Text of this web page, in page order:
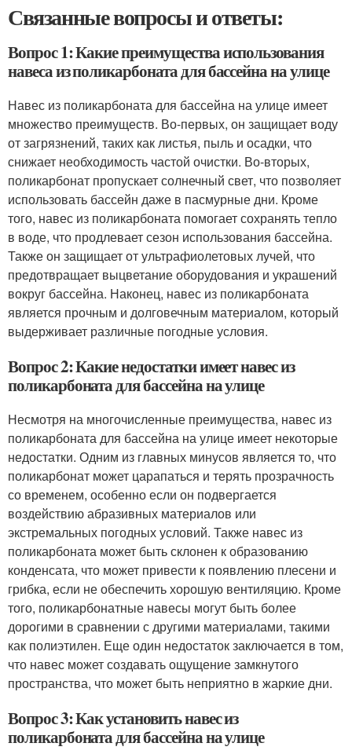
Связанные вопросы и ответы:
Вопрос 1: Какие преимущества использования
навеса из поликарбоната для бассейна на улице
Навес из поликарбоната для бассейна на улице имеет
множество преимуществ. Во-первых, он защищает воду
от загрязнений, таких как листья, пыль и осадки, что
снижает необходимость частой очистки. Во-вторых,
поликарбонат пропускает солнечный свет, что позволяет
использовать бассейн даже в пасмурные дни. Кроме
того, навес из поликарбоната помогает сохранять тепло
в воде, что продлевает сезон использования бассейна.
Также он защищает от ультрафиолетовых лучей, что
предотвращает выцветание оборудования и украшений
вокруг бассейна. Наконец, навес из поликарбоната
является прочным и долговечным материалом, который
выдерживает различные погодные условия.
Вопрос 2: Какие недостатки имеет навес из
поликарбоната для бассейна на улице
Несмотря на многочисленные преимущества, навес из
поликарбоната для бассейна на улице имеет некоторые
недостатки. Одним из главных минусов является то, что
поликарбонат может царапаться и терять прозрачность
со временем, особенно если он подвергается
воздействию абразивных материалов или
экстремальных погодных условий. Также навес из
поликарбоната может быть склонен к образованию
конденсата, что может привести к появлению плесени и
грибка, если не обеспечить хорошую вентиляцию. Кроме
того, поликарбонатные навесы могут быть более
дорогими в сравнении с другими материалами, такими
как полиэтилен. Еще один недостаток заключается в том,
что навес может создавать ощущение замкнутого
пространства, что может быть неприятно в жаркие дни.
Вопрос 3: Как установить навес из
поликарбоната для бассейна на улице